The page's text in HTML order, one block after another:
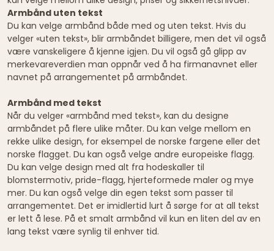
Armbånd uten tekst
Du kan velge armbånd både med og uten tekst. Hvis du
velger «uten tekst», blir armbåndet billigere, men det vil også
være vanskeligere å kjenne igjen. Du vil også gå glipp av
merkevareverdien man oppnår ved å ha firmanavnet eller
navnet på arrangementet på armbåndet.
Armbånd med tekst
Når du velger «armbånd med tekst», kan du designe
armbåndet på flere ulike måter. Du kan velge mellom en
rekke ulike design, for eksempel de norske fargene eller det
norske flagget. Du kan også velge andre europeiske flagg.
Du kan velge design med alt fra hodeskaller til
blomstermotiv, pride-flagg, hjerteformede maler og mye
mer. Du kan også velge din egen tekst som passer til
arrangementet. Det er imidlertid lurt å sørge for at all tekst
er lett å lese. På et smalt armbånd vil kun en liten del av en
lang tekst være synlig til enhver tid.